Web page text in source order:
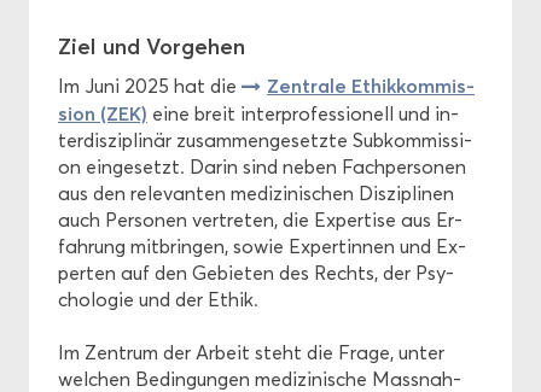
Ziel und Vor­ge­hen
Im Juni 2025 hat die
Zen­tra­le Ethik­kom­mis­
si­on (ZEK) eine breit in­ter­pro­fes­sio­nell und in­
ter­dis­zi­pli­när zu­sam­men­ge­setz­te Sub­kom­mis­si­
on ein­ge­setzt. Darin sind neben Fach­per­so­nen
aus den re­le­van­ten me­di­zi­ni­schen Dis­zi­pli­nen
auch Per­so­nen ver­tre­ten, die Ex­per­ti­se aus Er­
fah­rung mit­brin­gen, sowie Ex­per­tin­nen und Ex­
per­ten auf den Ge­bie­ten des Rechts, der Psy­
cho­lo­gie und der Ethik.
Im Zen­trum der Ar­beit steht die Frage, unter
wel­chen Be­din­gun­gen me­di­zi­ni­sche Mass­nah­